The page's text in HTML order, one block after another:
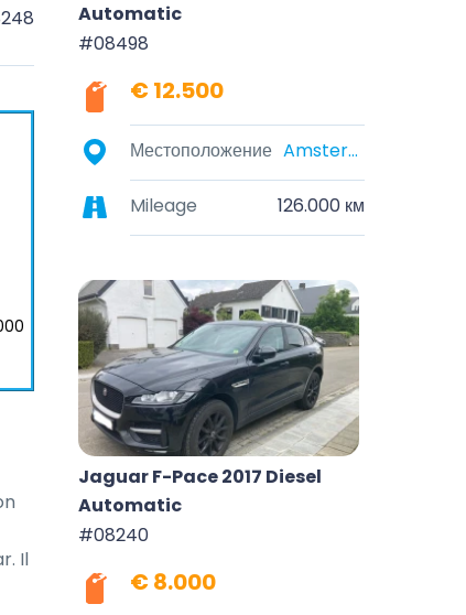
Il
Automatic
#08498
€ 12.500
Местоположение Amsterdam, North Holland, Netherlands
Mileage 126.000 км
Jaguar F-Pace 2017 Diesel
Automatic
#08240
€ 8.000